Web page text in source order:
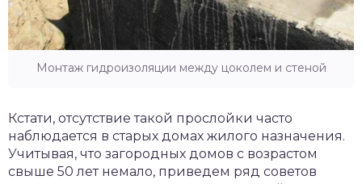
Монтаж гидроизоляции между цоколем и стеной
Кстати, отсутствие такой прослойки часто
наблюдается в старых домах жилого назначения.
Учитывая, что загородных домов с возрастом
свыше 50 лет немало, приведем ряд советов